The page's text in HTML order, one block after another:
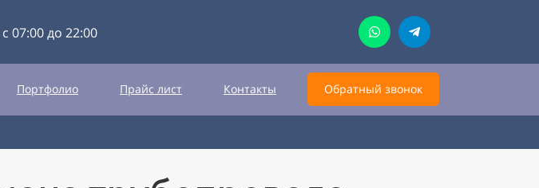
07:00 до 22:00
Портфолио Прайс лист Контакты Обратный звонок